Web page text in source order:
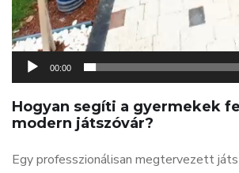
00:00
Hogyan segíti a gyermekek
modern játszóvár?
Egy professzionálisan megtervezett